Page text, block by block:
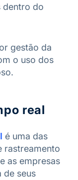
dentro do
gestão da
o uso dos
real
é uma das
rastreamento
as empresas
de seus